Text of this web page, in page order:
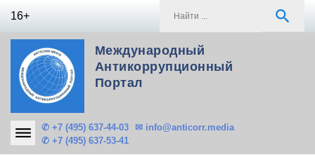
16+ search
Международный
Антикоррупционный
Портал
✆ +7 (495) 637-44-03
✆ +7 (495) 637-53-41
✉ info@anticorr.media